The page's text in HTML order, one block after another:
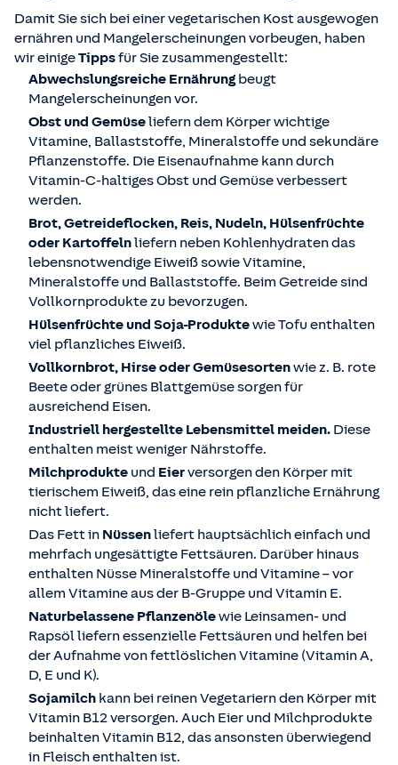
Damit Sie sich bei einer vegetarischen Kost ausgewogen
ernähren und Mangelerscheinungen vorbeugen, haben
wir einigeTippsfür Sie zusammengestellt:
Abwechslungsreiche Ernährungbeugt
Mangelerscheinungen vor.
Obst und Gemüseliefern dem Körper wichtige
Vitamine, Ballaststoffe, Mineralstoffe und sekundäre
Pflanzenstoffe. Die Eisenaufnahme kann durch
Vitamin-C-haltiges Obst und Gemüse verbessert
werden.
Brot, Getreideflocken, Reis, Nudeln, Hülsenfrüchte
oder Kartoffelnliefern neben Kohlenhydraten das
lebensnotwendige Eiweiß sowie Vitamine,
Mineralstoffe und Ballaststoffe. Beim Getreide sind
Vollkornprodukte zu bevorzugen.
Hülsenfrüchte und Soja-Produktewie Tofu enthalten
viel pflanzliches Eiweiß.
Vollkornbrot, Hirse oder Gemüsesortenwie z. B. rote
Beete oder grünes Blattgemüse sorgen für
ausreichend Eisen.
Industriell hergestellte Lebensmittel meiden. Diese
enthalten meist weniger Nährstoffe.
Milchprodukte und Eierversorgen den Körper mit
tierischem Eiweiß, das eine rein pflanzliche Ernährung
nicht liefert.
Das Fett in Nüssenliefert hauptsächlich einfach und
mehrfach ungesättigte Fettsäuren. Darüber hinaus
enthalten Nüsse Mineralstoffe und Vitamine – vor
allem Vitamine aus der B-Gruppe und Vitamin E.
Naturbelassene Pflanzenölewie Leinsamen- und
Rapsöl liefern essenzielle Fettsäuren und helfen bei
der Aufnahme von fettlöslichen Vitamine (Vitamin A,
D, E und K).
Sojamilch kann bei reinen Vegetariern den Körper mit
Vitamin B12 versorgen. Auch Eier und Milchprodukte
beinhalten Vitamin B12, das ansonsten überwiegend
in Fleisch enthalten ist.